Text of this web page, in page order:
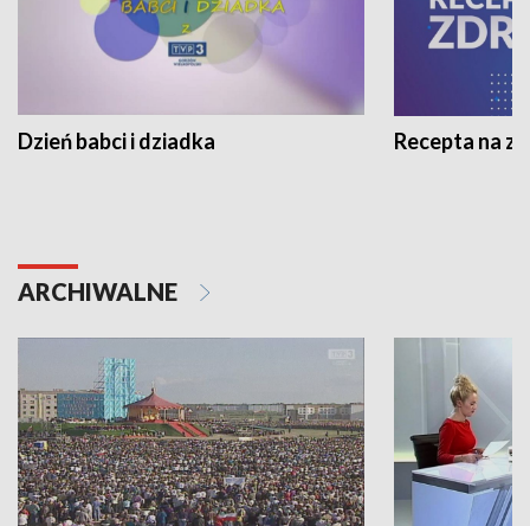
Dzień babci i dziadka Recepta na
ARCHIWALNE